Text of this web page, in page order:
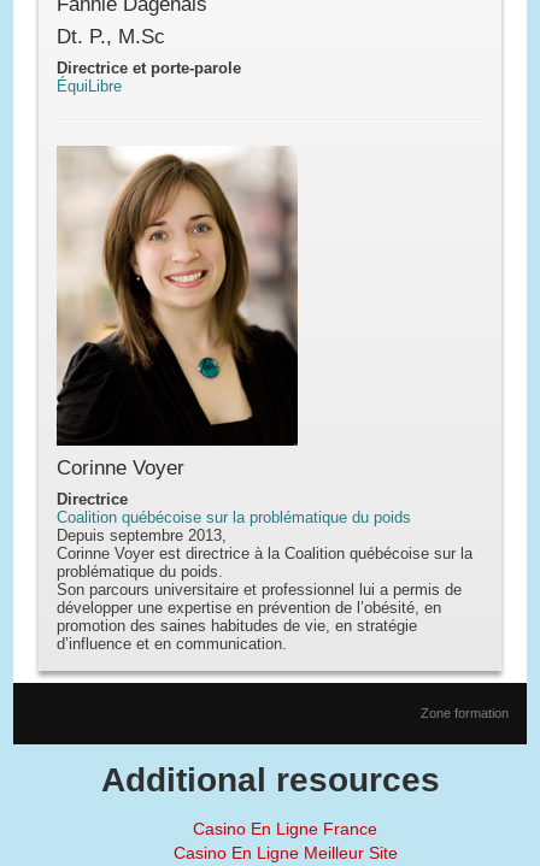
Dt. P., M.Sc
Directrice et porte-parole
ÉquiLibre
Corinne Voyer
Directrice
Coalition québécoise sur la problématique du poids
Depuis septembre 2013,
Corinne Voyer est directrice à la Coalition québécoise sur la
problématique du poids.
Son parcours universitaire et professionnel lui a permis de
développer une expertise en prévention de l’obésité, en
promotion des saines habitudes de vie, en stratégie
d’influence et en communication.
Zone formation
Additional resources
Casino En Ligne France
Casino En Ligne Meilleur Site